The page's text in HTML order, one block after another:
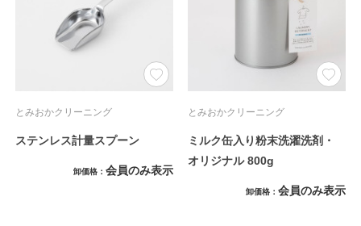
とみおかクリーニング
ステンレス計量スプーン
卸価格 会員のみ表示
とみおかクリーニング
ミルク缶入り粉末洗濯洗剤・
オリジナル 800g
卸価格 会員のみ表示